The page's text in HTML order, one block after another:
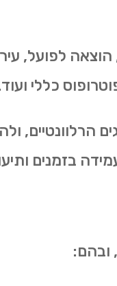
לפועל,
כללי
הרלוונטיים,
בזמנים
ובהם: